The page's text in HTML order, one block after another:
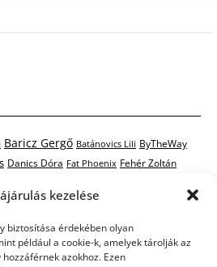
kezelése
biztosítása érdekében olyan
például a cookie-k, amelyek tárolják az
azokhoz. Ezen
Baricz Gergő Batánovics Lili ByTheWay
Danics Dóra Fat Phoenix Fehér Zoltán
Kovács László Stone
Miklós mentor Muri Enikő
Lili Rocktenors RTL Klub